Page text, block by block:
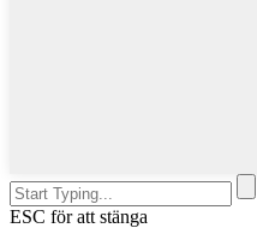
ESC för att stänga